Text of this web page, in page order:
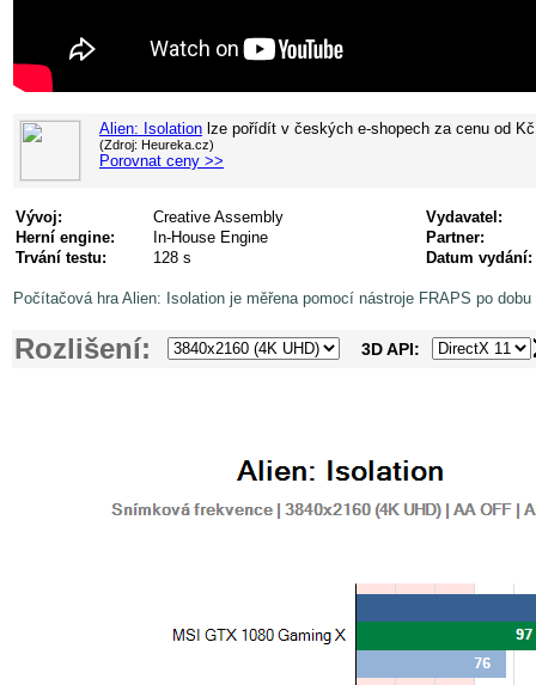
Alien: Isolation lze pořídít v českých e-shopech za cenu od
(Zdroj: Heureka.cz)
Porovnat ceny >>
Vývoj: Creative Assembly
Vydavatel:
Herní engine:
In-House Engine
Partner:
Trvání testu:
128 s Datum vydání:
Počítačová hra Alien: Isolation je měřena pomocí nástroje FRAPS po
Rozlišení: 3D API: